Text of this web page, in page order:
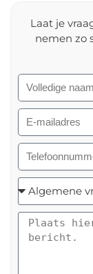
Laat je
nemen zo